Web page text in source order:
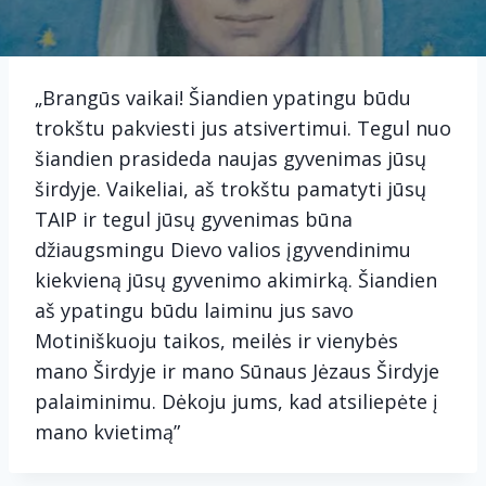
„Brangūs vaikai! Šiandien ypatingu būdu
trokštu pakviesti jus atsivertimui. Tegul nuo
šiandien prasideda naujas gyvenimas jūsų
širdyje. Vaikeliai, aš trokštu pamatyti jūsų
TAIP ir tegul jūsų gyvenimas būna
džiaugsmingu Dievo valios įgyvendinimu
kiekvieną jūsų gyvenimo akimirką. Šiandien
aš ypatingu būdu laiminu jus savo
Motiniškuoju taikos, meilės ir vienybės
mano Širdyje ir mano Sūnaus Jėzaus Širdyje
palaiminimu. Dėkoju jums, kad atsiliepėte į
mano kvietimą”